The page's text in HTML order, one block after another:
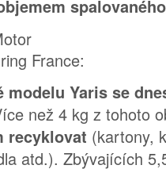
modelu Yaris se
než 4 kg z tohoto
recyklovat (kartony,
atd.). Zbývajících